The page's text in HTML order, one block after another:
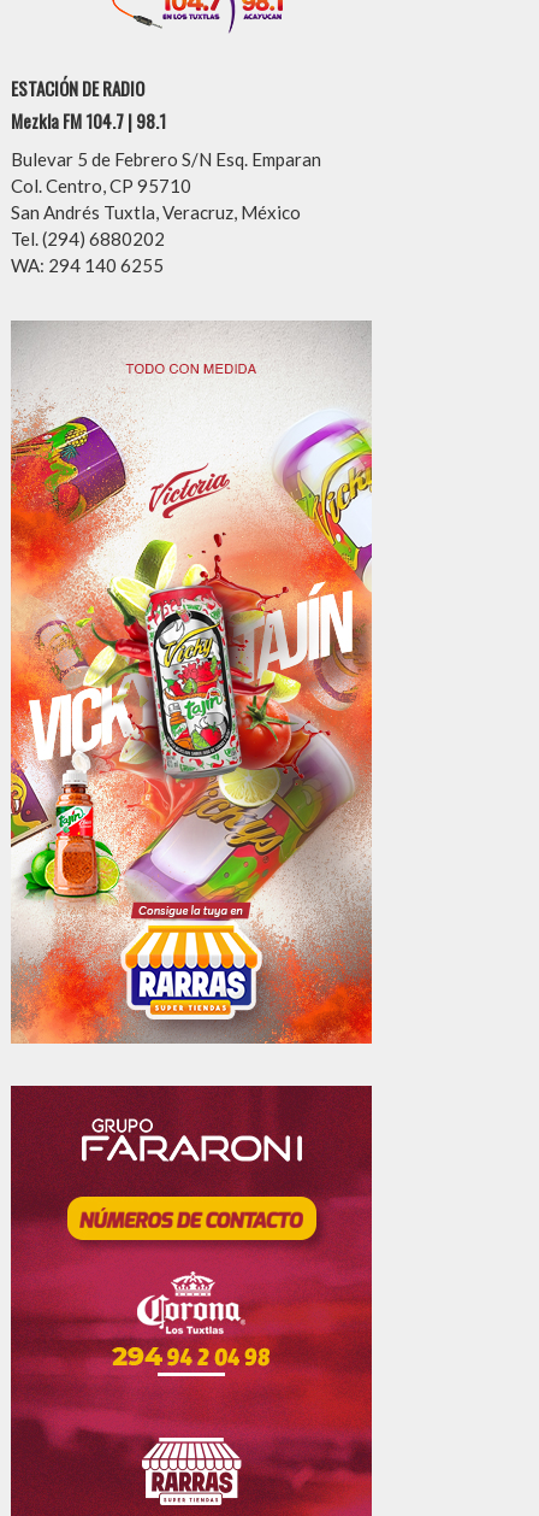
ESTACIÓN DE RADIO
Mezkla FM 104.7 | 98.1
Bulevar 5 de Febrero S/N Esq. Emparan
Col. Centro, CP 95710
San Andrés Tuxtla, Veracruz, México
Tel. (294) 6880202
WA: 294 140 6255